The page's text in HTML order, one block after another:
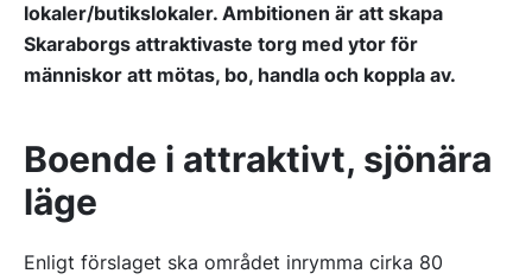
lokaler/butikslokaler. Ambitionen är att skapa
Skaraborgs attraktivaste torg med ytor för
människor att mötas, bo, handla och koppla av.
Boende i attraktivt, sjönära
läge
Enligt förslaget ska området inrymma cirka 80